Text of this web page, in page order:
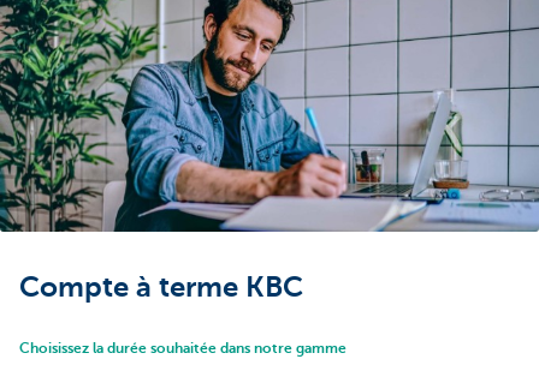
Entrepreneurs
Compte à terme KBC
Choisissez la durée souhaitée dans notre gamme